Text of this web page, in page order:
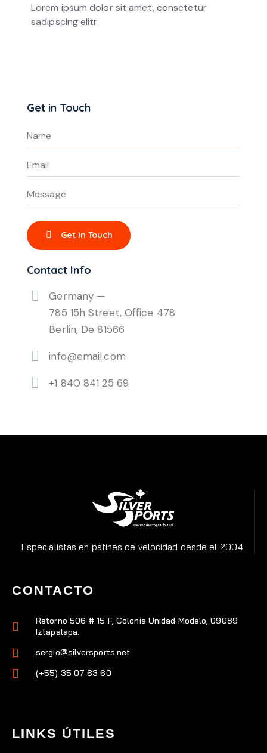
Lorem ipsum dolor sit amet, consetetur
sadipscing elitr.
Get in Touch
Contact Info
Germany —
785 15h Street, Office 478
Berlin, De 81566
info@email.com
+1 840 841 25 69
Especialistas en patines de velocidad desde el 2004.
CONTACTO
Retorno 506 # 15 F, Colonia Unidad Modelo, 09089
Iztapalapa.
sergio@silversports.net
(+55) 35 07 63 60
LINKS ÚTILES